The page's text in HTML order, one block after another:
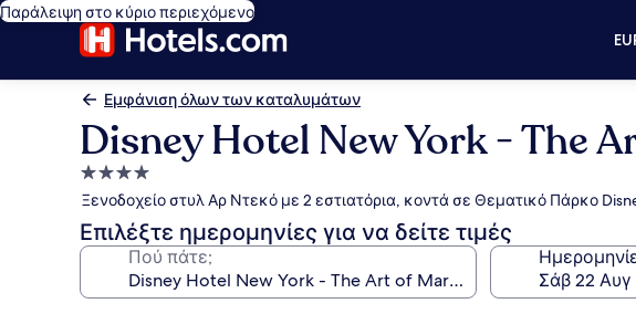
Παράλειψη στο κύριο περιεχόμενο
Εμφάνιση όλων των καταλυμάτων
Disney Hotel New York - The
Κατάλυμα
με
4.0
αστέρια
Ξενοδοχείο στυλ Αρ Ντεκό με 2 εστιατόρια, κοντά σε Θεματικό Πάρκο
Επιλέξτε ημερομηνίες για να δείτε τιμές
Πού πάτε;